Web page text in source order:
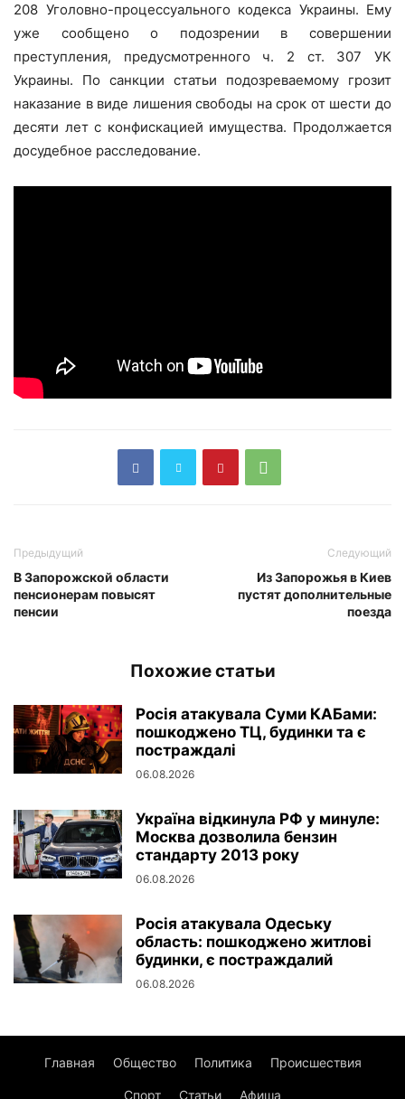
208 Уголовно-процессуального кодекса Украины. Ему
уже сообщено о подозрении в совершении
преступления, предусмотренного ч. 2 ст. 307 УК
Украины. По санкции статьи подозреваемому грозит
наказание в виде лишения свободы на срок от шести до
десяти лет с конфискацией имущества. Продолжается
досудебное расследование.
Предыдущий
В Запорожской области
пенсионерам повысят
пенсии
Следующий
Из Запорожья в Киев
пустят дополнительные
поезда
Похожие статьи
Росія атакувала Суми КАБами:
пошкоджено ТЦ, будинки та є
постраждалі
06.08.2026
Україна відкинула РФ у минуле:
Москва дозволила бензин
стандарту 2013 року
06.08.2026
Росія атакувала Одеську
область: пошкоджено житлові
будинки, є постраждалий
06.08.2026
Главная Общество Политика Происшествия
Спорт Статьи Афиша